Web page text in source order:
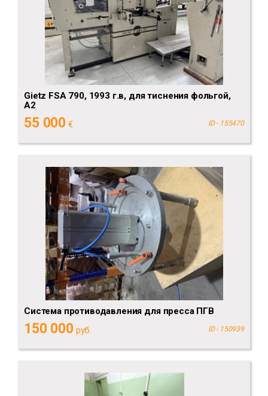
Gietz FSA 790, 1993 г.в, для тиснения фольгой,
А2
55 000 € ID - 155470
Система противодавления для пресса ПГВ
150 000 руб. ID - 150939